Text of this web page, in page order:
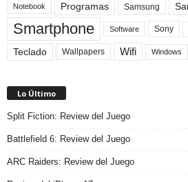
Notebook Programas Samsung
Smartphone Software Sony
Teclado Wallpapers Wifi Windows
Lo Último
Split Fiction: Review del Juego
Battlefield 6: Review del Juego
ARC Raiders: Review del Juego